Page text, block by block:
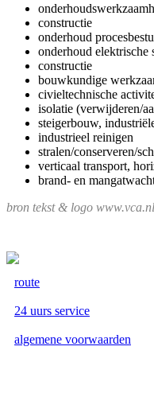
constructie
onderhoud
onderhoud elektrische
constructie
bouwkundige
civieltechnische
isolatie (verwijderen/
steigerbouw,
industrieel reinigen
stralen/conserveren/
verticaal transport,
brand- en
bron tekst & logo www.vca.nl
route
24 uurs service
algemene voorwaarden